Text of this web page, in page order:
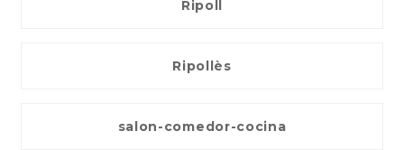
Ripoll
Ripollès
salon-comedor-cocina